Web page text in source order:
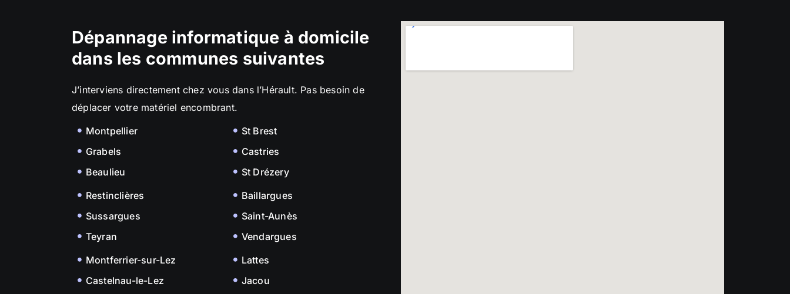
Dépannage informatique à domicile
dans les communes suivantes
J’interviens directement chez vous dans l’Hérault. Pas besoin de
déplacer votre matériel encombrant.
Montpellier
Grabels
Beaulieu
St Brest
Castries
St Drézery
Restinclières
Sussargues
Teyran
Baillargues
Saint-Aunès
Vendargues
Montferrier-sur-Lez
Castelnau-le-Lez
Lattes
Jacou